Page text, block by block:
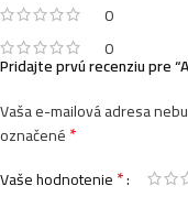
0
0
Pridajte prvú recenziu pre
Vaša e-mailová adresa
označené*
Vaše hodnotenie*